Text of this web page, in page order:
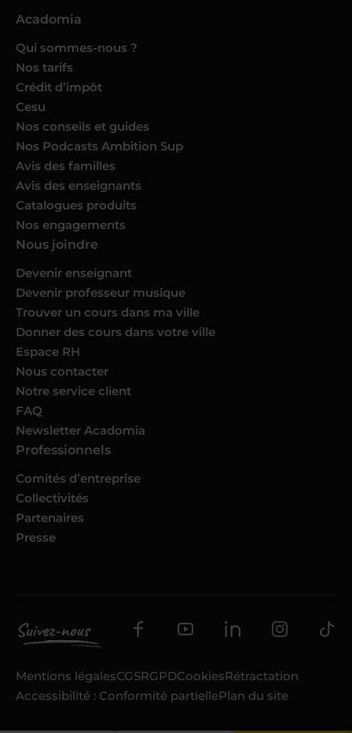
Acadomia
Qui sommes-nous ?
Nos tarifs
Crédit d’impôt
Cesu
Nos conseils et guides
Nos Podcasts Ambition Sup
Avis des familles
Avis des enseignants
Catalogues produits
Nos engagements
Nous joindre
Devenir enseignant
Devenir professeur musique
Trouver un cours dans ma ville
Donner des cours dans votre ville
Espace RH
Nous contacter
Notre service client
FAQ
Newsletter Acadomia
Professionnels
Comités d’entreprise
Collectivités
Partenaires
Presse
Mentions légalesCGSRGPDCookiesRétractation
Accessibilité : Conformité partiellePlan du site